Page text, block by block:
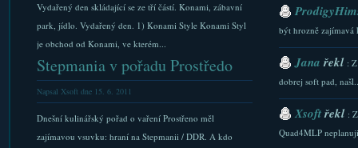
Vydařený den skládající se ze tří částí. Konami, zábavní
park, jídlo. Vydařený den. 1) Konami Style Konami Styl
je obchod od Konami, ve kterém...
Stepmania v pořadu Prostředo
Napsal Xsoft dne 15. 6. 2011
Dnešní kulinářský pořad o vaření Prostřeno měl
zajímavou vsuvku: hraní na Stepmanii / DDR. A kdo
být hrozně zajímavá
Janařekl :
dobrej soft pad,
Xsoftřekl :
Quad4MLP